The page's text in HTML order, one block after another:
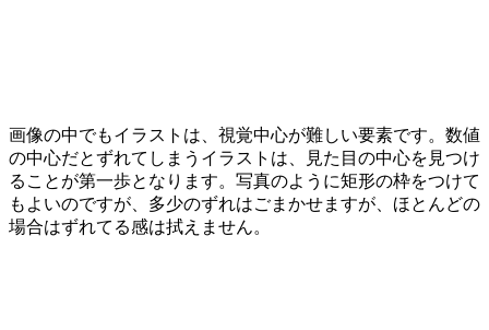
画像の中でもイラストは、視覚中心が難しい要素です。数値
の中心だとずれてしまうイラストは、見た目の中心を見つけ
ることが第一歩となります。写真のように矩形の枠をつけて
もよいのですが、多少のずれはごまかせますが、ほとんどの
場合はずれてる感は拭えません。